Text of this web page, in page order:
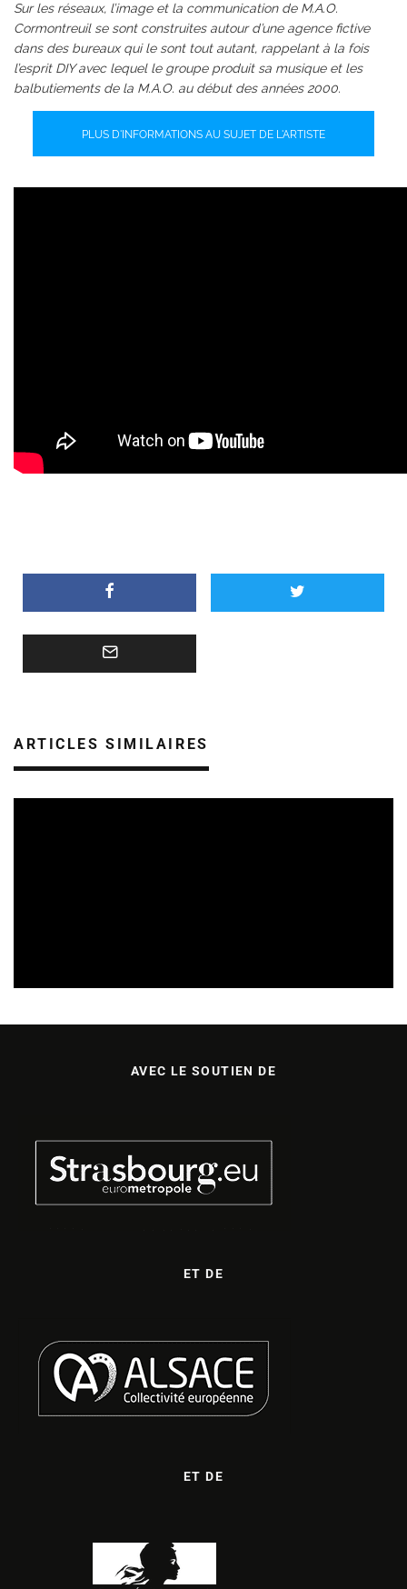
Sur les réseaux, l’image et la communication de M.A.O.
Cormontreuil se sont construites autour d’une agence fictive
dans des bureaux qui le sont tout autant, rappelant à la fois
l’esprit DIY avec lequel le groupe produit sa musique et les
balbutiements de la M.A.O. au début des années 2000.
PLUS D'INFORMATIONS AU SUJET DE L'ARTISTE
ARTICLES SIMILAIRES
AVEC LE SOUTIEN DE
ET DE
ET DE